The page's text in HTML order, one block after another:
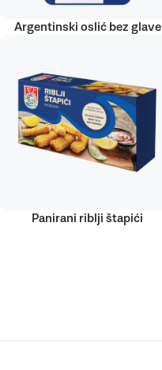
Argentinski oslić bez glave
Panirani riblji štapići